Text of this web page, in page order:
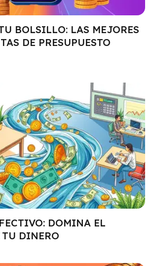
BOLSILLO: LAS MEJORES
DE PRESUPUESTO
DOMINA EL
DINERO